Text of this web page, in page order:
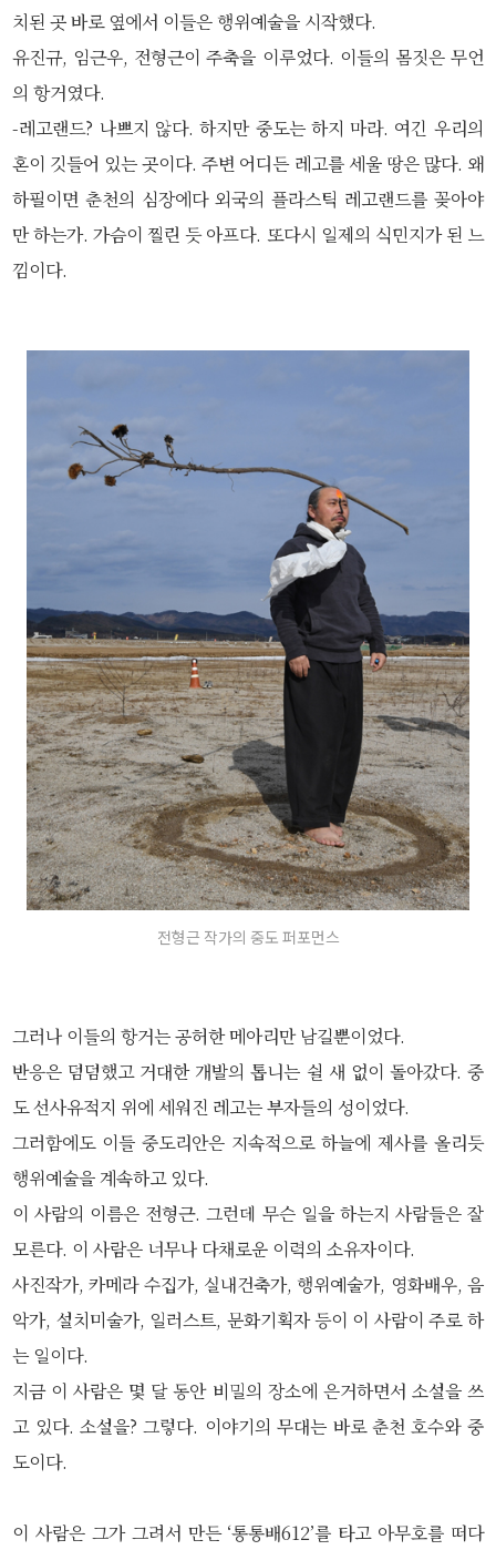
치된 곳 바로 옆에서 이들은 행위예술을 시작했다.
유진규, 임근우, 전형근이 주축을 이루었다. 이들의 몸짓은 무언
의 항거였다.
-레고랜드? 나쁘지 않다. 하지만 중도는 하지 마라. 여긴 우리의
혼이 깃들어 있는 곳이다. 주변 어디든 레고를 세울 땅은 많다. 왜
하필이면 춘천의 심장에다 외국의 플라스틱 레고랜드를 꽂아야
만 하는가. 가슴이 찔린 듯 아프다. 또다시 일제의 식민지가 된 느
낌이다.
전형근 작가의 중도 퍼포먼스
그러나 이들의 항거는 공허한 메아리만 남길뿐이었다.
반응은 덤덤했고 거대한 개발의 톱니는 쉴 새 없이 돌아갔다. 중
도 선사유적지 위에 세워진 레고는 부자들의 성이었다.
그러함에도 이들 중도리안은 지속적으로 하늘에 제사를 올리듯
행위예술을 계속하고 있다.
이 사람의 이름은 전형근. 그런데 무슨 일을 하는지 사람들은 잘
모른다. 이 사람은 너무나 다채로운 이력의 소유자이다.
사진작가, 카메라 수집가, 실내건축가, 행위예술가, 영화배우, 음
악가, 설치미술가, 일러스트, 문화기획자 등이 이 사람이 주로 하
는 일이다.
지금 이 사람은 몇 달 동안 비밀의 장소에 은거하면서 소설을 쓰
고 있다. 소설을? 그렇다. 이야기의 무대는 바로 춘천 호수와 중
도이다.
이 사람은 그가 그려서 만든 ‘통통배612’를 타고 아무호를 떠다